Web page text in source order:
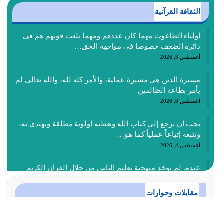
الثقافة القرآنية
أولياء الطاغوت مهما كان عددهم ومهما بلغت قوتهم هم في
دائرة الضعف خصوصا في مواجهة الحق…
أغسطس 8, 2026
مسيرة الدين هي مسيرة عملية، والأمر كله لله، والله تعالى لم
يأمر بطاعة الظالمين
أغسطس 6, 2026
يجب أن نرجع إلى كتاب الله ونعطيه أولوية مطلقة ونهتدي به،
ونتبعه إتباعاً عملياً كما هو…
أغسطس 4, 2026
عندما لم تؤخذ منهجية تعليم الناس من خلال القرآن الكريم
أغسطس 3, 2026
مقابلات وحوارات